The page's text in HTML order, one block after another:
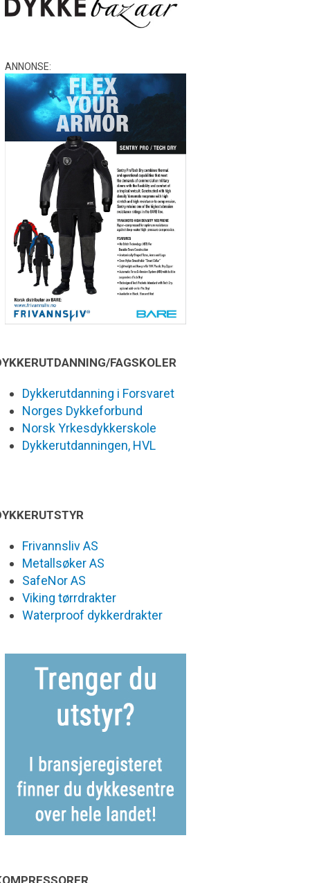
ANNONSE:
FAGSKOLER
Dykkerutdanning i Forsvaret
Norges Dykkeforbund
Norsk Yrkesdykkerskole
Dykkerutdanningen, HVL
Frivannsliv AS
Metallsøker AS
SafeNor AS
Viking tørrdrakter
Waterproof dykkerdrakter